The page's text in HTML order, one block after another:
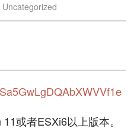
Uncategorized
或者ESXi6以上版本。